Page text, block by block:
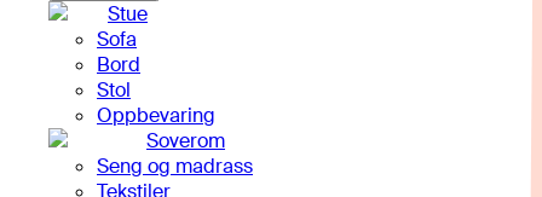
Stue
Sofa
Bord
Stol
Oppbevaring
Soverom
Seng og madrass
Tekstiler